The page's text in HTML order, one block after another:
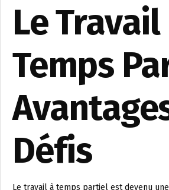
Le Travail
Temps
Défis
Le travail à temps partiel est devenu